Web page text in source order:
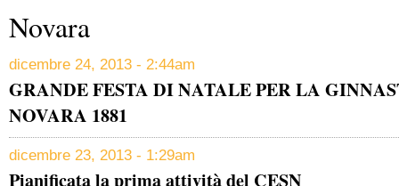
Novara
dicembre 24, 2013 - 2:44am
GRANDE FESTA DI NATALE PER LA
NOVARA 1881
dicembre 23, 2013 - 1:29am
Pianificata la prima attività del CESN